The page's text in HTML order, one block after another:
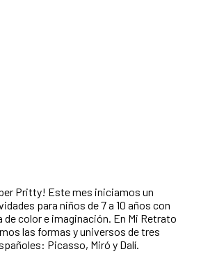
Pritty! Este mes iniciamos un
para niños de 7 a 10 años con
de color e imaginación. En Mi Retrato
las formas y universos de tres
Picasso, Miró y Dalí.